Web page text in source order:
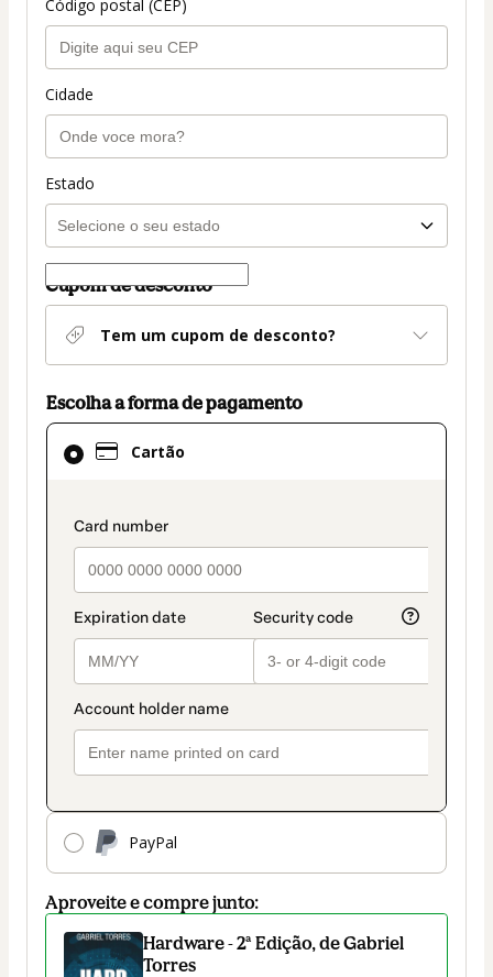
Código postal (CEP)
Cidade
Estado
Cupom de desconto
Tem um cupom de desconto?
Escolha a forma de pagamento
Cartão
payment_data.section_title_v2
PayPal
Cartão
selecionado
pagamento
Aproveite e compre junto:
Hardware - 2ª Edição, de Gabriel
Torres